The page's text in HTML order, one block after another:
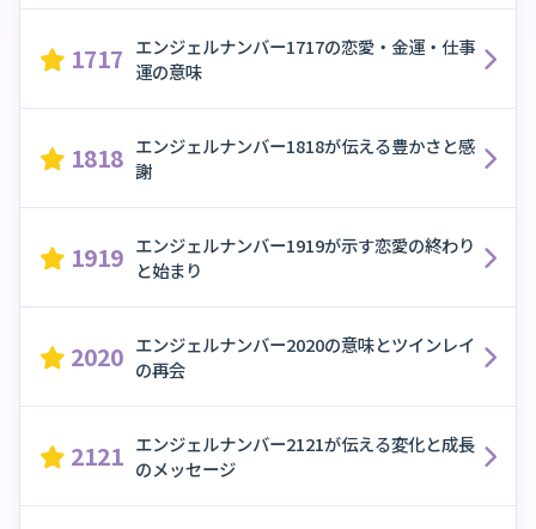
1717 エンジェルナンバー1717の恋愛・金運・仕事
運の意味
1818 エンジェルナンバー1818が伝える豊かさと感
謝
1919 エンジェルナンバー1919が示す恋愛の終わり
と始まり
2020 エンジェルナンバー2020の意味とツインレイ
の再会
2121 エンジェルナンバー2121が伝える変化と成長
のメッセージ